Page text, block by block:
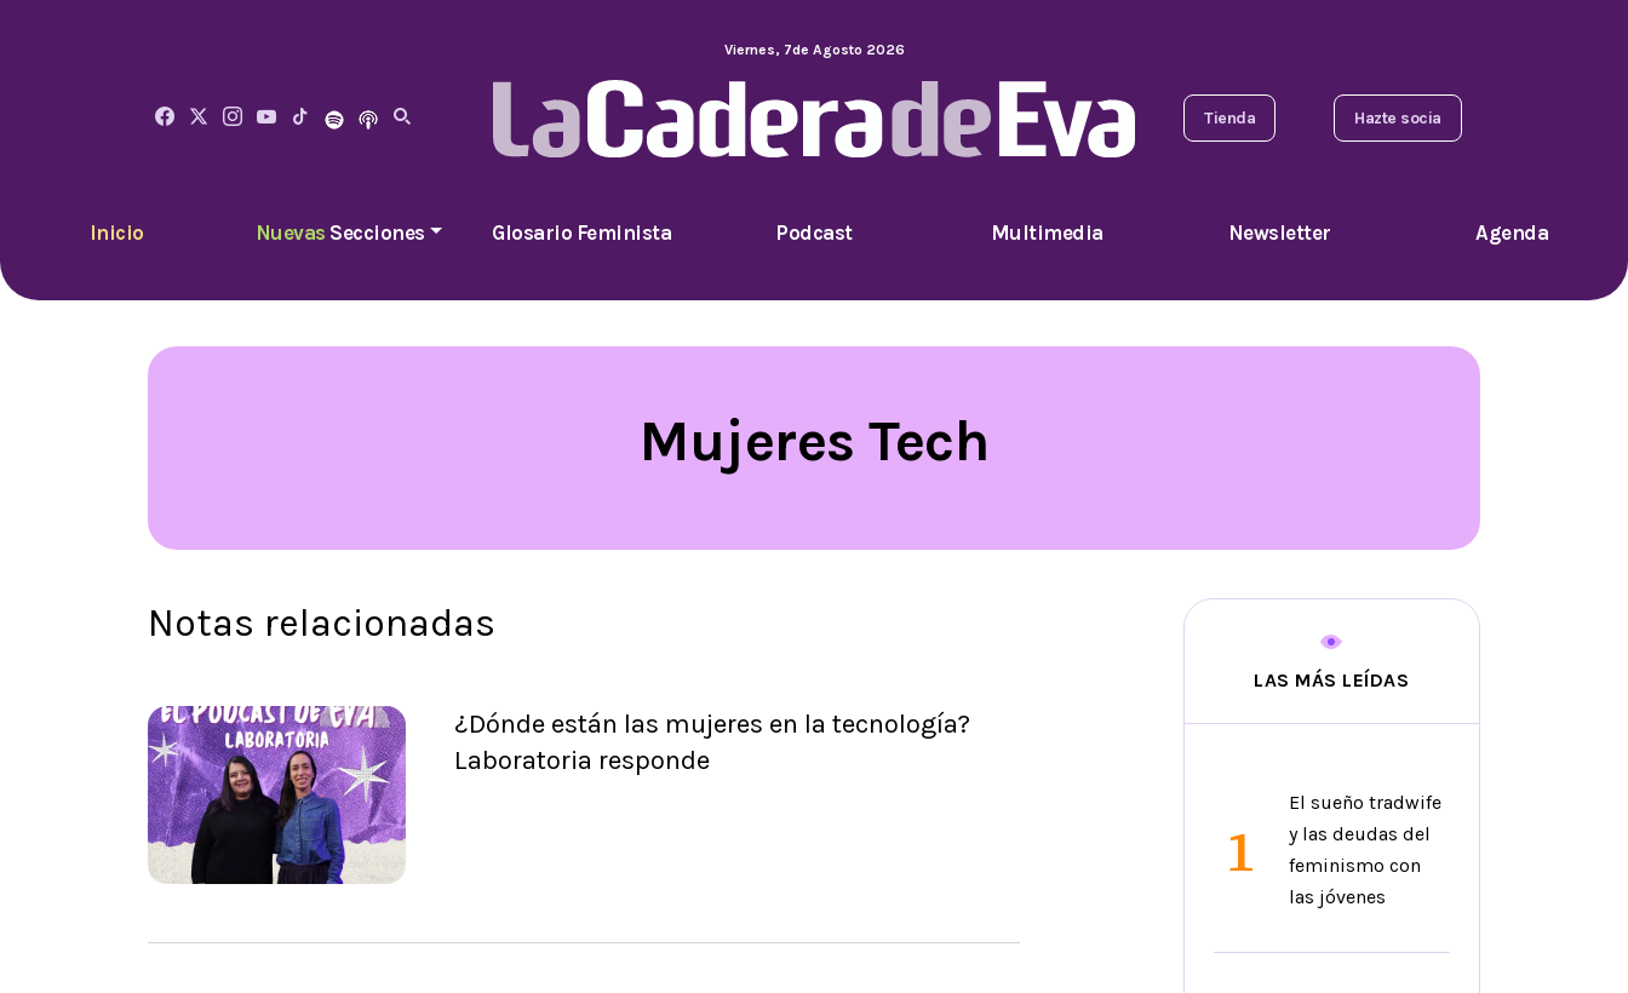
Viernes, 7de Agosto 2026
Tienda Hazte socia
Inicio Nuevas Secciones Glosario Feminista Podcast Multimedia Newsletter Agenda
Mujeres Tech
Notas relacionadas
¿Dónde están las mujeres en la tecnología?
Laboratoria responde
LAS MÁS LEÍDAS
1
El sueño tradwife
y las deudas del
feminismo con
las jóvenes